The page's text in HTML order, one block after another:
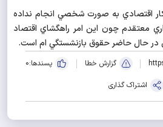
اقتصادي به صورت شخصي انجام نداده
معتقدم چون اين امر راهگشاي اقتصاد
در حال حاضر حقوق بازنشستگي ام است.
گزارش خطا پسندها:0
اشتراک گذاری